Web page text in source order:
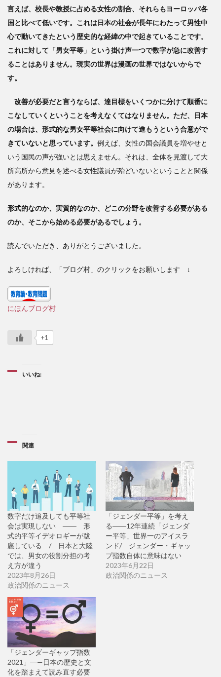
言えば、校長や教授に占める女性の割合、それらもヨーロッパ各
国と比べて低いです。これは日本の社会が長年にわたって男性中
心で動いてきたという歴史的な経緯の中で起きていることです。
これに対して「男女平等」という掛け声一つで数字が急に改善す
ることはありません。現実の世界は漫画の世界ではないからで
す。
改善が必要だと言うならば、達目標をいくつかに分けて順番に
こなしていくということを考えなくてはなりません。ただ、日本
の場合は、形式的な男女平等社会に向けて進もうという合意がで
きていないと思っています。 例えば、女性の国会議員を増やせと
いう国民の声が強いとは思えません。それは、全体を見渡して大
所高所から意見を述べる女性議員が殆どいないということと関係
があります。
形式的なのか、実質的なのか、どこの分野を改善する必要がある
のか、そこから始める必要があるでしょう。
読んでいただき、ありがとうございました。
よろしければ、「ブログ村」のクリックをお願いします ↓
にほんブログ村
+1
いいね:
関連
数字だけ追及しても平等社
会は実現しない ―― 形
式的平等イデオロギーが跋
扈している / 日本と大陸
では、男女の役割分担の考
え方が違う
2023年8月26日
政治関係のニュース
「ジェンダー平等」を考え
る――12年連続「ジェンダ
ー平等」世界一のアイスラ
ンド/ ジェンダー・ギャッ
プ指数自体に意味はない
2023年6月22日
政治関係のニュース
「ジェンダーギャップ指数
2021」―—日本の歴史と文
化を踏まえて読み直す必要